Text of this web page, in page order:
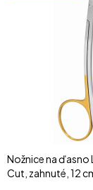
Nožnice na ďasno
Cut, zahnuté, 12